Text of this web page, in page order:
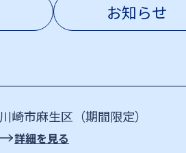
お知らせ
川崎市麻生区（期間限定）
詳細を見る